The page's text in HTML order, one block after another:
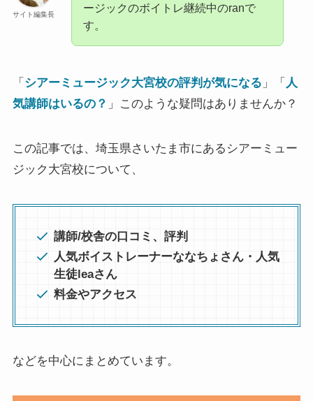
サイト編集長
ージックのボイトレ継続中のranで
す。
「 シアーミュージック大宮校の評判が気になる 」「 人
気講師はいるの？ 」このような疑問はありませんか？
この記事では、埼玉県さいたま市にあるシアーミュー
ジック大宮校について、
講師/校舎の口コミ、評判
人気ボイストレーナーななちょさん・人気
生徒leaさん
料金やアクセス
などを中心にまとめています。